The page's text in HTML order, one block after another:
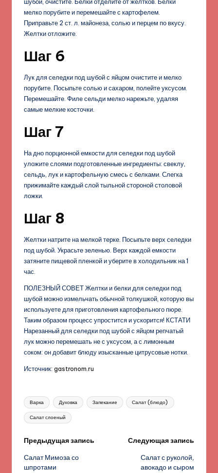
мелко порубите и перемешайте с картофелем.
Приправьте 2 ст. л. майонеза, солью и перцем по вкусу.
Желтки отложите.
Шаг 6
Лук для селедки под шубой с яйцом очистите и мелко
порубите. Посыпьте солью и сахаром, полейте уксусом.
Перемешайте. Филе сельди мелко нарежьте, удаляя
самые мелкие косточки.
Шаг 7
На дно порционной емкости для селедки под шубой
уложите слоями подготовленные ингредиенты: свеклу,
сельдь, лук и картофельную смесь с белками. Слегка
прижимайте каждый слой тыльной стороной столовой
ложки.
Шаг 8
Желтки натрите на мелкой терке. Посыпьте верх селедки
под шубой. Украсьте зеленью. Верх каждой емкости
затяните пищевой пленкой и уберите в холодильник на 1
час.
ПОЛЕЗНЫЙ СОВЕТ Желтки и белки для селедки под
шубой можно измельчать обычной толкушкой, которую вы
используете для приготовления картофельного пюре.
Таким образом процесс упростится и ускорится! КСТАТИ
Нарезанный для селедки под шубой с яйцом репчатый
лук можно перемешать не с уксусом, а с лимонным
соком: он добавит блюду изысканные цитрусовые нотки.
Источник: gastronom.ru
Метки:
Варка Духовка Запекание Салат (блюдо)
Салат слоеный
Навигация
записи
Предыдущая запись
Салат Мимоза со
шпротами
Следующая запись
Салат с руколой,
авокадо и сыром